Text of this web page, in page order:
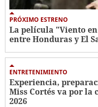
PRÓXIMO ESTRENO
La película "Viento
entre Honduras y El
ENTRETENIMIENTO
Experiencia,
Miss Cortés va por la
2026